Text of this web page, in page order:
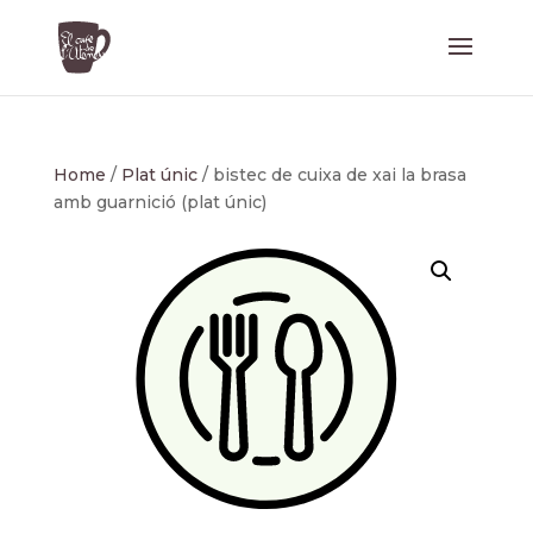
Home / Plat únic/ bistec de cuixa de xai la brasa
amb guarnició (plat únic)